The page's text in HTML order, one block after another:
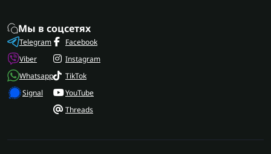
Мы в соцсетях
Telegram
Viber
Whatsapp
Signal
Facebook
Instagram
TikTok
YouTube
Threads